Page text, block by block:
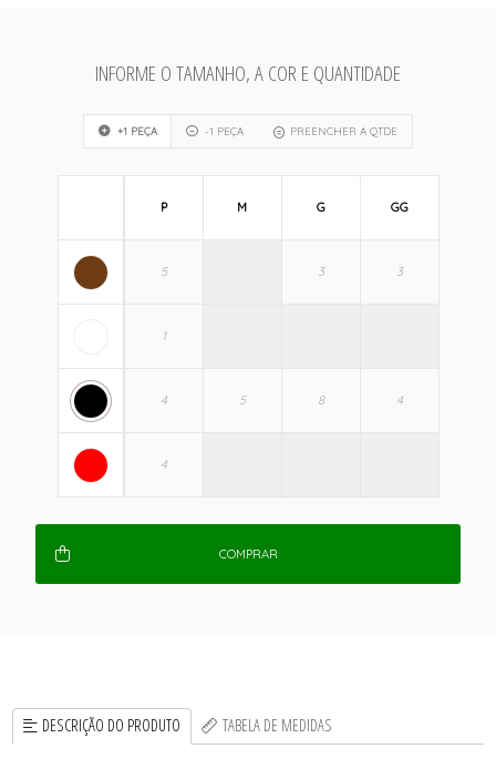
INFORME O TAMANHO, A COR E QUANTIDADE
+1 PEÇA -1 PEÇA PREENCHER A QTDE
P M G GG
COMPRAR
DESCRIÇÃO DO PRODUTO TABELA DE MEDIDAS